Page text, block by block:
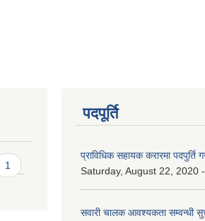
1
पदपूर्ति
प्राविधिक सहायक करारमा पदपुर्ति
Saturday, August 22, 2020
सवारी चालक आवश्यकता सम्वन्धी